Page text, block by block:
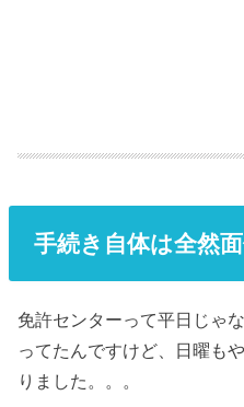
手続き自体は全然
免許センターって平日じゃ
ってたんですけど、日曜も
りました。。。